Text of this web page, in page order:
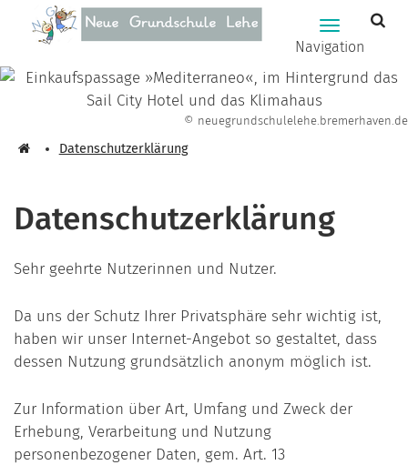
Zum Hauptinhalt springen
Navigation
© neuegrundschulelehe.bremerhaven.de
Datenschutzerklärung
Datenschutzerklärung
Sehr geehrte Nutzerinnen und Nutzer.
Da uns der Schutz Ihrer Privatsphäre sehr wichtig ist,
haben wir unser Internet-Angebot so gestaltet, dass
dessen Nutzung grundsätzlich anonym möglich ist.
Zur Information über Art, Umfang und Zweck der
Erhebung, Verarbeitung und Nutzung
personenbezogener Daten, gem. Art. 13